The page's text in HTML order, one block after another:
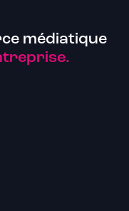
médiatique